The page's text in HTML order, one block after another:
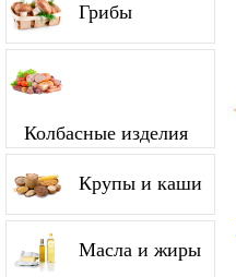
Грибы
Колбасные изделия
Крупы и каши
Масла и жиры